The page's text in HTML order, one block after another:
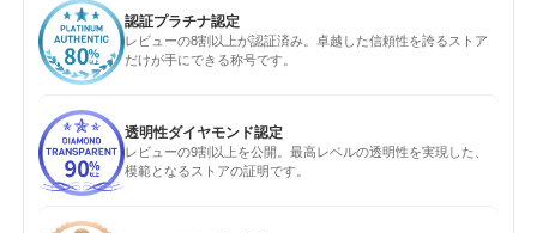
認証プラチナ認定
レビューの8割以上が認証済み。卓越した信頼性を誇るストア
だけが手にできる称号です。
透明性ダイヤモンド認定
レビューの9割以上を公開。最高レベルの透明性を実現した、
模範となるストアの証明です。